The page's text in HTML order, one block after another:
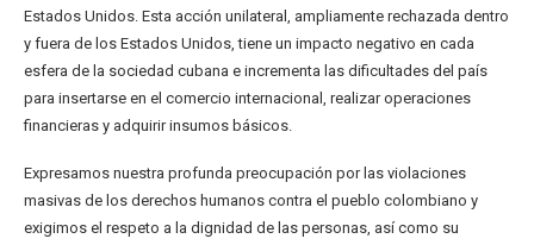
Estados Unidos. Esta acción unilateral, ampliamente rechazada dentro
y fuera de los Estados Unidos, tiene un impacto negativo en cada
esfera de la sociedad cubana e incrementa las dificultades del país
para insertarse en el comercio internacional, realizar operaciones
financieras y adquirir insumos básicos.
Expresamos nuestra profunda preocupación por las violaciones
masivas de los derechos humanos contra el pueblo colombiano y
exigimos el respeto a la dignidad de las personas, así como su